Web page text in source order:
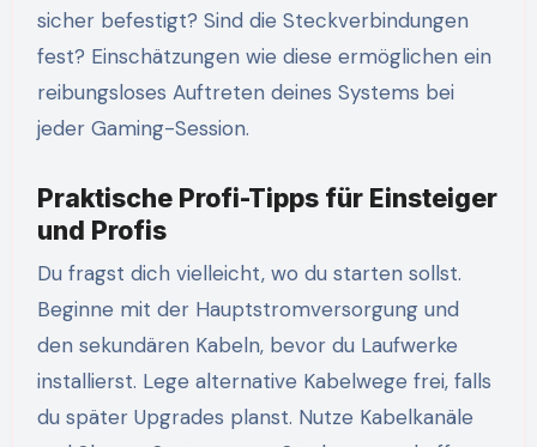
sicher befestigt? Sind die Steckverbindungen
fest? Einschätzungen wie diese ermöglichen ein
reibungsloses Auftreten deines Systems bei
jeder Gaming-Session.
Praktische Profi-Tipps für Einsteiger
und Profis
Du fragst dich vielleicht, wo du starten sollst.
Beginne mit der Hauptstromversorgung und
den sekundären Kabeln, bevor du Laufwerke
installierst. Lege alternative Kabelwege frei, falls
du später Upgrades planst. Nutze Kabelkanäle